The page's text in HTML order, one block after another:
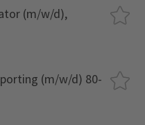
(m/w/d),
(m/w/d) 80-